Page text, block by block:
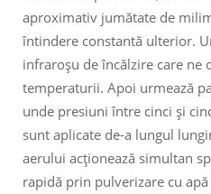
aproximativ jumătate de
întindere constantă ulterior.
infraroșu de încălzire care ne
temperaturii. Apoi urmează
unde presiuni între cinci și
sunt aplicate de-a lungul
aerului acționează simultan
rapidă prin pulverizare cu